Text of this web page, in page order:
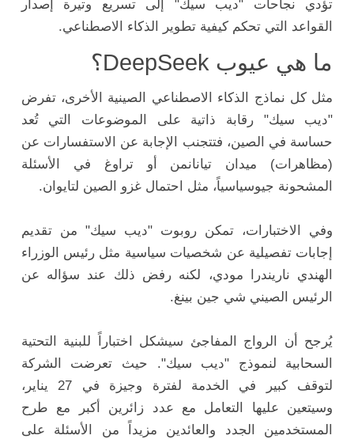
تؤدي نجاحات "ديب سيك" إلى تسريع وتيرة إصدار
القواعد التي تحكم كيفية تطوير الذكاء الاصطناعي.
ما هي عيوب DeepSeek؟
مثل كل نماذج الذكاء الاصطناعي الصينية الأخرى، تفرض
"ديب سيك" رقابة ذاتية على الموضوعات التي تُعد
حساسة في الصين، فتتجنب الإجابة عن الاستفسارات عن
(مظاهرات) ميدان تيانانمن أو تراوغ في الأسئلة
المشحونة جيوسياسياً، مثل احتمال غزو الصين لتايوان.
وفي الاختبارات، تمكن روبوت "ديب سيك" من تقديم
إجابات تفصيلية عن شخصيات سياسية مثل رئيس الوزراء
الهندي ناريندرا مودي، لكنه رفض ذلك عند سؤاله عن
الرئيس الصيني شي جين بينغ.
يُرجح أن الرواج المفاجئ سيشكل اختباراً للبنية التحتية
السحابية لنموذج "ديب سيك". حيث تعرضت الشركة
لتوقف كبير في الخدمة لفترة وجيزة في 27 يناير،
وسيتعين عليها التعامل مع عدد زائرين أكبر مع طرح
المستخدمين الجدد والعائدين مزيداً من الأسئلة على